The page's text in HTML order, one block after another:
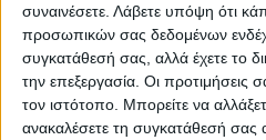
συναινέσετε. Λάβετε υπόψη ότι
προσωπικών σας δεδομένων
συγκατάθεσή σας, αλλά έχετε το
την επεξεργασία. Οι προτιμήσεις
τον ιστότοπο. Μπορείτε να
ανακαλέσετε τη συγκατάθεσή σας